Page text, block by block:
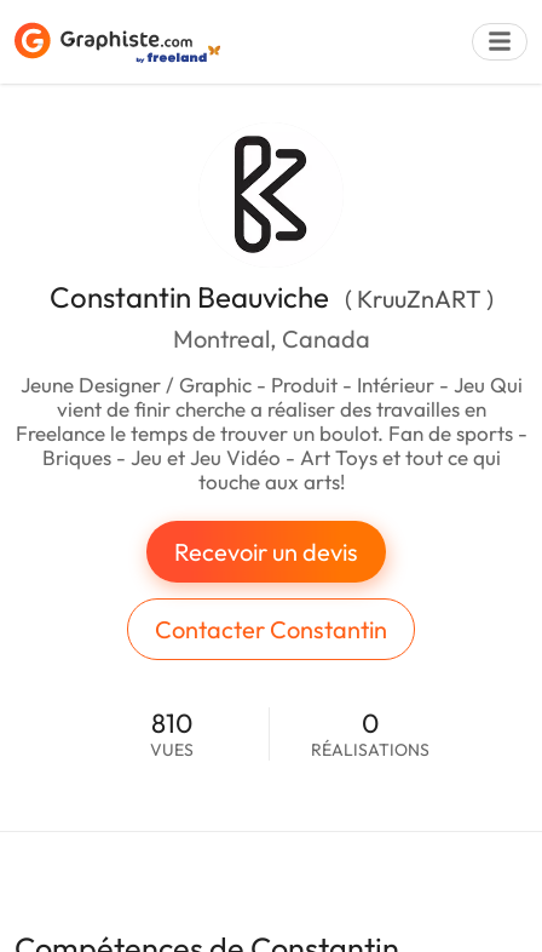
Constantin Beauviche ( KruuZnART )
Montreal, Canada
Jeune Designer / Graphic - Produit - Intérieur - Jeu Qui
vient de finir cherche a réaliser des travailles en
Freelance le temps de trouver un boulot. Fan de sports -
Briques - Jeu et Jeu Vidéo - Art Toys et tout ce qui
touche aux arts!
Recevoir un devis
Contacter Constantin
810
VUES
0
RÉALISATIONS